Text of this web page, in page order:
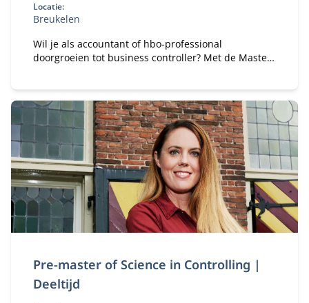
Locatie:
Breukelen
Wil je als accountant of hbo‑professional
doorgroeien tot business controller? Met de Master
adviseren bij financiële en strategische
vraagstukken.
Pre-master of Science in Controlling |
Deeltijd